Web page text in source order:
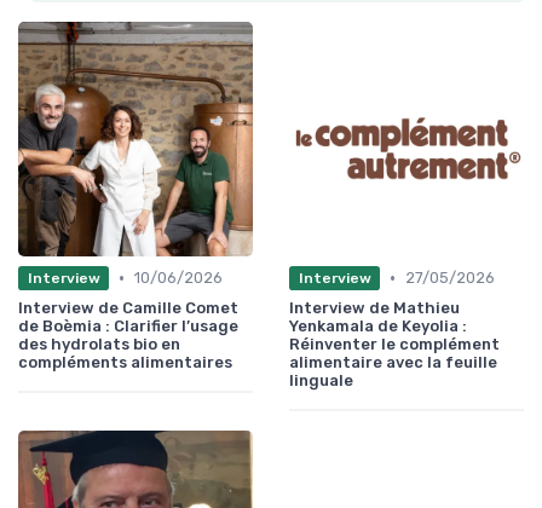
Interview • 10/06/2026
Interview de Camille Comet
de Boèmia : Clarifier l’usage
des hydrolats bio en
compléments alimentaires
Interview •
27/05/2026
Interview de Mathieu
Yenkamala de Keyolia :
Réinventer le complément
alimentaire avec la feuille
linguale